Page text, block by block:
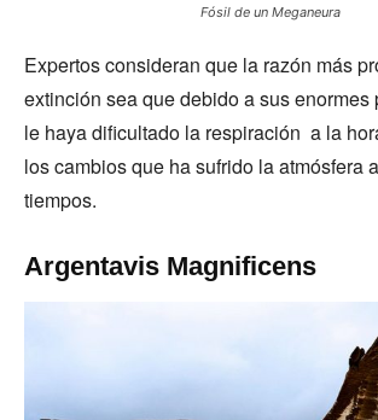
Fósil de un Meganeura
Expertos consideran que la razón más
extinción sea que debido a sus enormes
le haya dificultado la respiración a la
los cambios que ha sufrido la atmósfera
tiempos.
Argentavis Magnificens